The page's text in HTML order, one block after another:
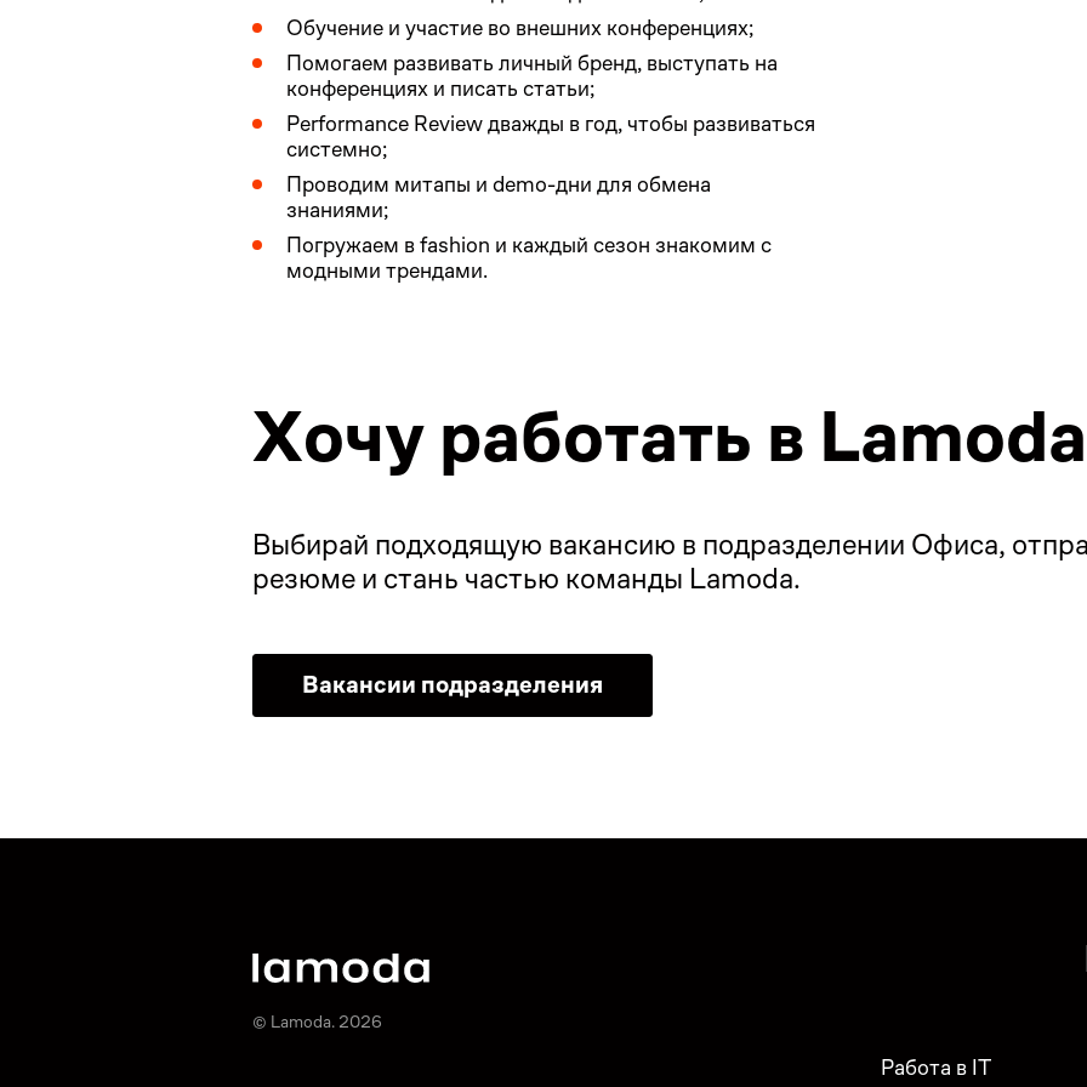
Обучение и участие во внешних конференциях;
Помогаем развивать личный бренд, выступать на
конференциях и писать статьи;
Performance Review дважды в год, чтобы развиваться
системно;
Проводим митапы и demo-дни для обмена
знаниями;
Погружаем в fashion и каждый сезон знакомим с
модными трендами.
Хочу работать в
Выбирай подходящую вакансию в подразделении Офиса,
резюме и стань частью команды Lamoda.
Вакансии подразделения
© Lamoda. 2026
Работа в IT